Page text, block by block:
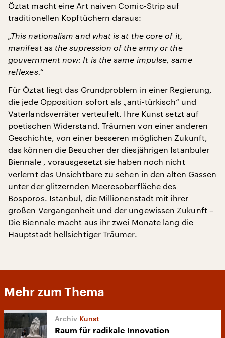
Öztat macht eine Art naiven Comic-Strip auf
traditionellen Kopftüchern daraus:
„This nationalism and what is at the core of it,
manifest as the supression of the army or the
gouvernment now: It is the same impulse, same
reflexes.“
Für Öztat liegt das Grundproblem in einer Regierung,
die jede Opposition sofort als „anti-türkisch“ und
Vaterlandsverräter verteufelt. Ihre Kunst setzt auf
poetischen Widerstand. Träumen von einer anderen
Geschichte, von einer besseren möglichen Zukunft,
das können die Besucher der diesjährigen Istanbuler
Biennale , vorausgesetzt sie haben noch nicht
verlernt das Unsichtbare zu sehen in den alten Gassen
unter der glitzernden Meeresoberfläche des
Bosporos. Istanbul, die Millionenstadt mit ihrer
großen Vergangenheit und der ungewissen Zukunft –
Die Biennale macht aus ihr zwei Monate lang die
Hauptstadt hellsichtiger Träumer.
Mehr zum Thema
Kunst
Raum für radikale Innovation